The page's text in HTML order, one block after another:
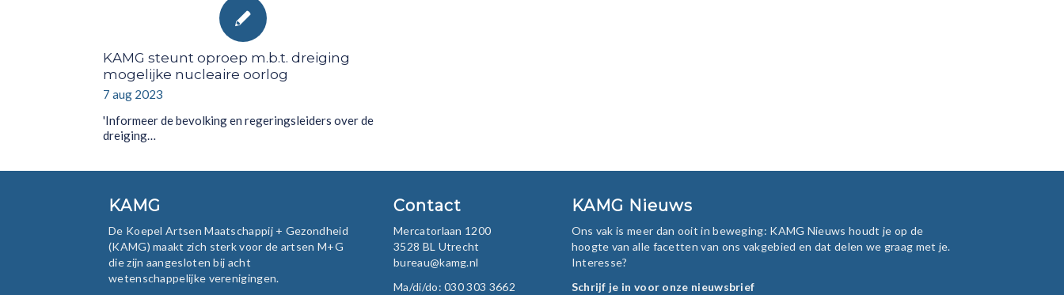
KAMG steunt oproep m.b.t. dreiging
mogelijke nucleaire oorlog
7 aug 2023
'Informeer de bevolking en regeringsleiders over de
dreiging…
KAMG
De Koepel Artsen Maatschappij + Gezondheid
(KAMG) maakt zich sterk voor de artsen M+G
die zijn aangesloten bij acht
wetenschappelijke verenigingen.
Contact
Mercatorlaan 1200
3528 BL Utrecht
bureau@kamg.nl
Ma/di/do: 030 303 3662
KAMG Nieuws
Ons vak is meer dan ooit in beweging: KAMG Nieuws houdt je op de
hoogte van alle facetten van ons vakgebied en dat delen we graag met je.
Interesse?
Schrijf je in voor onze nieuwsbrief